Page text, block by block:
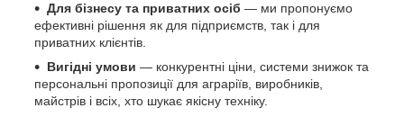
Для бізнесу та приватних осіб — ми пропонуємо
ефективні рішення як для підприємств, так і для
приватних клієнтів.
Вигідні умови — конкурентні ціни, системи знижок та
персональні пропозиції для аграріїв, виробників,
майстрів і всіх, хто шукає якісну техніку.